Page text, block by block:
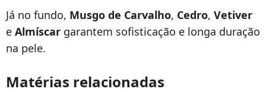
Já no fundo, Musgo de Carvalho, Cedro, Vetiver
e Almíscar garantem sofisticação e longa duração
na pele.
Matérias relacionadas